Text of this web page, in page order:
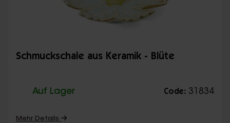
Schmuckschale aus Keramik - Blüte
Auf Lager Code: 31834
Mehr Details